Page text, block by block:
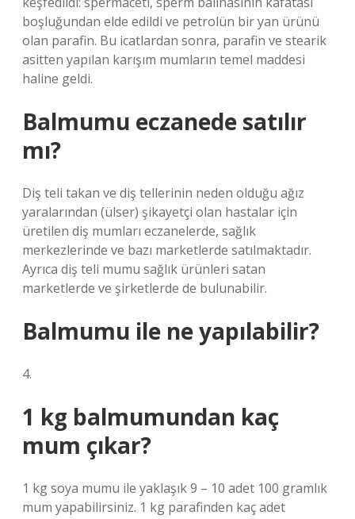
boşluğundan elde edildi ve petrolün bir yan ürünü
olan parafin. Bu icatlardan sonra, parafin ve stearik
asitten yapılan karışım mumların temel maddesi
haline geldi.
Balmumu eczanede satılır
mı?
Diş teli takan ve diş tellerinin neden olduğu ağız
yaralarından (ülser) şikayetçi olan hastalar için
üretilen diş mumları eczanelerde, sağlık
merkezlerinde ve bazı marketlerde satılmaktadır.
Ayrıca diş teli mumu sağlık ürünleri satan
marketlerde ve şirketlerde de bulunabilir.
Balmumu ile ne yapılabilir?
4.
1 kg balmumundan kaç
mum çıkar?
1 kg soya mumu ile yaklaşık 9 – 10 adet 100 gramlık
mum yapabilirsiniz. 1 kg parafinden kaç adet